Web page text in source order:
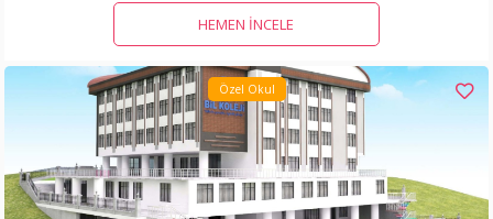
HEMEN İNCELE
Özel Okul